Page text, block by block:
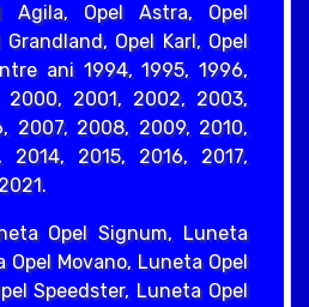
Agila, Opel Astra, Opel
Opel Karl, Opel
ani 1994, 1995, 1996,
2000, 2001, 2002, 2003,
2007, 2008, 2009, 2010,
2014, 2015, 2016, 2017,
Opel Signum, Luneta
Opel Movano, Luneta Opel
Speedster, Luneta Opel